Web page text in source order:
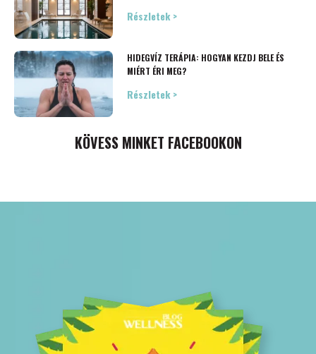
Részletek >
HIDEGVÍZ TERÁPIA: HOGYAN KEZDJ BELE ÉS
MIÉRT ÉRI MEG?
Részletek >
KÖVESS MINKET FACEBOOKON